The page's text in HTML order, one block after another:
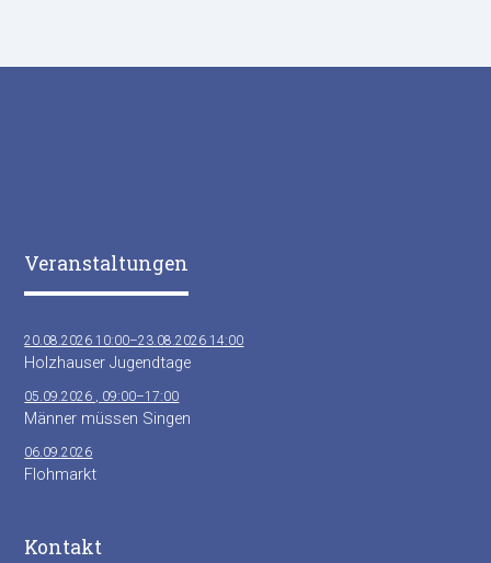
Veranstaltungen
20.08.2026 10:00–23.08.2026 14:00
Holzhauser Jugendtage
05.09.2026 , 09:00–17:00
Männer müssen Singen
06.09.2026
Flohmarkt
Kontakt